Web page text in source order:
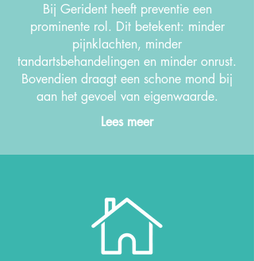
Bij Gerident heeft preventie een
prominente rol. Dit betekent: minder
pijnklachten, minder
tandartsbehandelingen en minder onrust.
Bovendien draagt een schone mond bij
aan het gevoel van eigenwaarde.
Lees meer